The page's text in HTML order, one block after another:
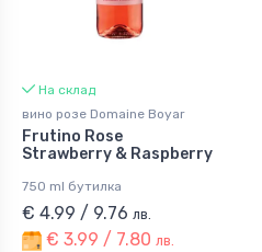
На склад
вино розе Domaine Boyar
Frutino Rose
Strawberry & Raspberry
750 ml бутилка
€ 4.99 / 9.76 лв.
€ 3.99 / 7.80 лв.